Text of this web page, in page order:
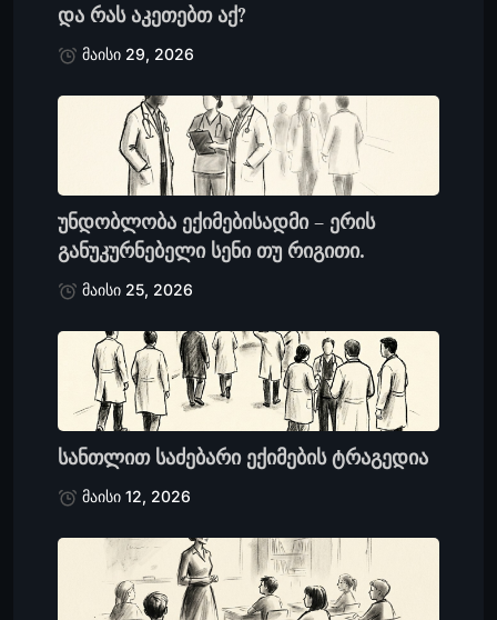
და რას აკეთებთ აქ?
მაისი 29, 2026
უნდობლობა ექიმებისადმი – ერის
განუკურნებელი სენი თუ რიგითი.
მაისი 25, 2026
სანთლით საძებარი ექიმების ტრაგედია
მაისი 12, 2026